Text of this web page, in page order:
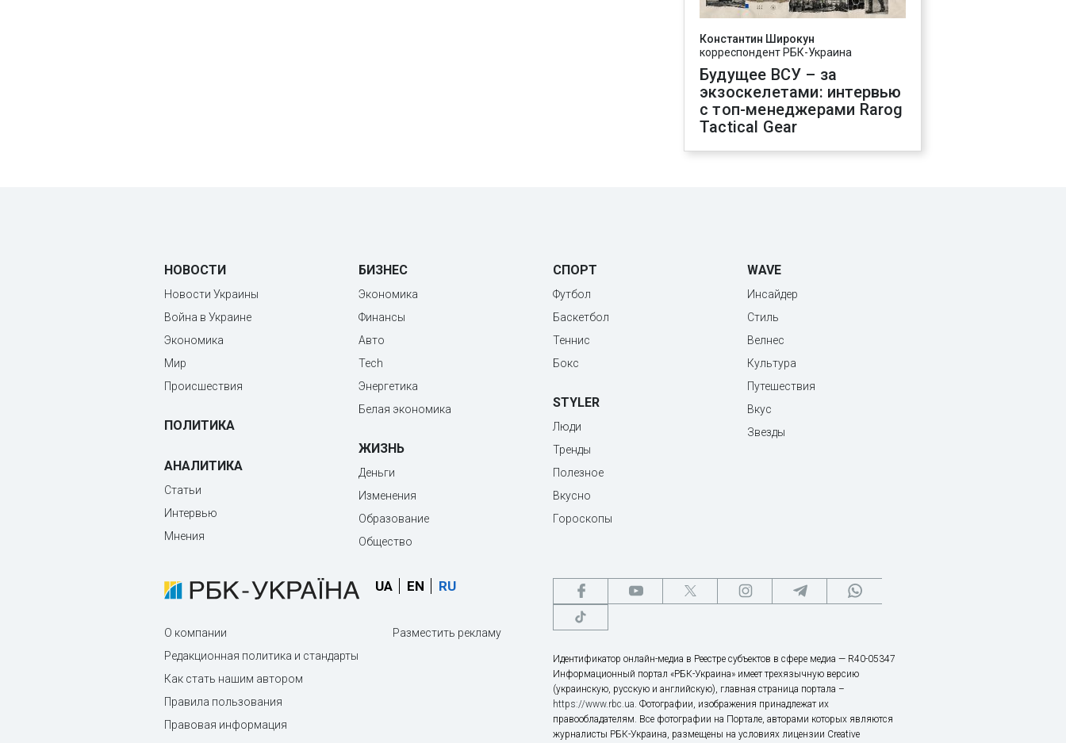
Константин Широкун
корреспондент РБК-Украина
Будущее ВСУ – за
экзоскелетами: интервью
с топ-менеджерами Rarog
Tactical Gear
НОВОСТИ
Новости Украины
Война в Украине
Экономика
Мир
Происшествия
ПОЛИТИКА
АНАЛИТИКА
Статьи
Интервью
Мнения
БИЗНЕС
Экономика
Финансы
Авто
Tech
Энергетика
Белая экономика
ЖИЗНЬ
Деньги
Изменения
Образование
Общество
СПОРТ
Футбол
Баскетбол
Теннис
Бокс
STYLER
Люди
Тренды
Полезное
Вкусно
Гороскопы
WAVE
Инсайдер
Стиль
Велнес
Культура
Путешествия
Вкус
Звезды
UA EN RU
О компании
Редакционная политика и стандарты
Как стать нашим автором
Правила пользования
Правовая информация
Разместить рекламу
Идентификатор онлайн-медиа в Реестре субъектов в сфере медиа — R40-05347
Информационный портал «РБК-Украина» имеет трехязычную версию
(украинскую, русскую и английскую), главная страница портала –
https://www.rbc.ua. Фотографии, изображения принадлежат их
правообладателям. Все фотографии на Портале, авторами которых являются
журналисты РБК-Украина, размещены на условиях лицензии Creative